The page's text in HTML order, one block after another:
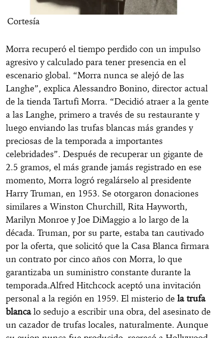
Cortesía
Morra recuperó el tiempo perdido con un impulso
agresivo y calculado para tener presencia en el
escenario global. “Morra nunca se alejó de las
Langhe”, explica Alessandro Bonino, director actual
de la tienda Tartufi Morra. “Decidió atraer a la gente
a las Langhe, primero a través de su restaurante y
luego enviando las trufas blancas más grandes y
preciosas de la temporada a importantes
celebridades”. Después de recuperar un gigante de
2.5 gramos, el más grande jamás registrado en ese
momento, Morra logró regalárselo al presidente
Harry Truman, en 1953. Se otorgaron donaciones
similares a Winston Churchill, Rita Hayworth,
Marilyn Monroe y Joe DiMaggio a lo largo de la
década. Truman, por su parte, estaba tan cautivado
por la oferta, que solicitó que la Casa Blanca firmara
un contrato por cinco años con Morra, lo que
garantizaba un suministro constante durante la
temporada.Alfred Hitchcock aceptó una invitación
personal a la región en 1959. El misterio de la trufa
blancalo sedujo a escribir una obra, del asesinato de
un cazador de trufas locales, naturalmente. Aunque